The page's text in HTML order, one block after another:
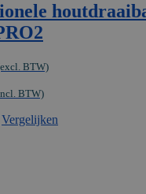
BTW)
BTW)
Vergelijken